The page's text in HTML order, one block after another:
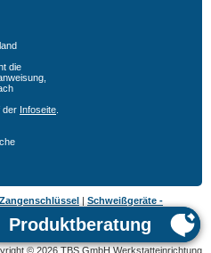
die
der Infoseite
| Schweißgeräte -
© 2026 TBS GmbH Werkstatteinrichtung